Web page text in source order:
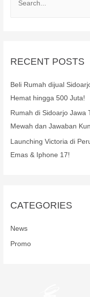
RECENT POSTS
Beli Rumah dijual
Hemat hingga 500 Juta!
Rumah di Sidoarjo Jawa
Mewah dan Jawaban
Launching Victoria di
Emas & Iphone 17!
CATEGORIES
News
Promo